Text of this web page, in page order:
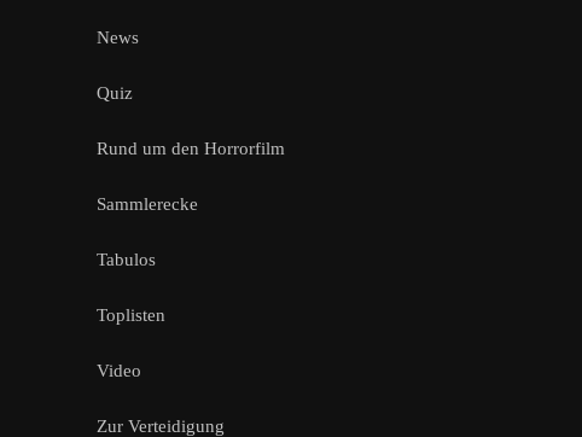
News
Quiz
Rund um den Horrorfilm
Sammlerecke
Tabulos
Toplisten
Video
Zur Verteidigung